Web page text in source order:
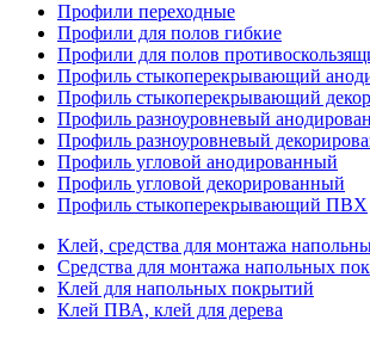
Профили переходные
Профили для полов гибкие
Профили для полов
Профиль стыкоперекрывающий
Профиль стыкоперекрывающий
Профиль разноуровневый
Профиль разноуровневый
Профиль угловой анодированный
Профиль угловой декорированный
Профиль стыкоперекрывающий ПВХ
Клей, средства для монтажа
Средства для монтажа напольных
Клей для напольных покрытий
Клей ПВА, клей для дерева